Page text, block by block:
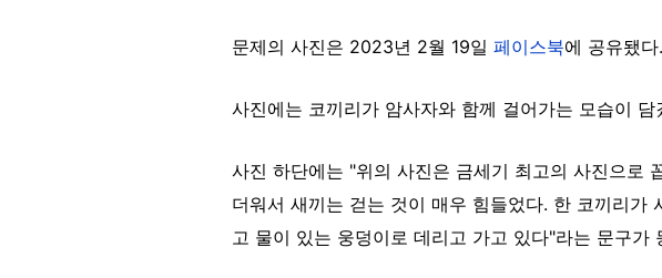
문제의 사진은 2023년 2월 19일 페이스북에 공유됐다.
사진에는 코끼리가 암사자와 함께 걸어가는 모습이
사진 하단에는 "위의 사진은 금세기 최고의 사진으로
더워서 새끼는 걷는 것이 매우 힘들었다. 한 코끼리
고 물이 있는 웅덩이로 데리고 가고 있다"라는 문구가